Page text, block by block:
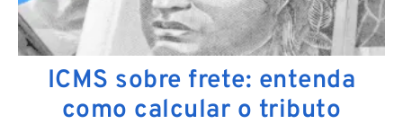
ICMS sobre frete: entenda
como calcular o tributo